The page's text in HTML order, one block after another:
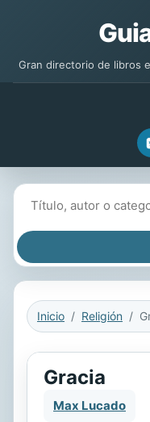
Gran directorio de libros
Inicio Religión
Gracia
Max Lucado